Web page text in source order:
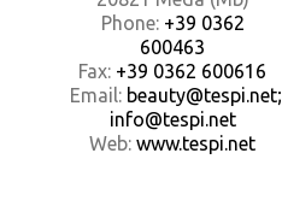
Phone: +39 0362
600463
Fax: +39 0362 600616
Email: beauty@tespi.net;
info@tespi.net
Web: www.tespi.net